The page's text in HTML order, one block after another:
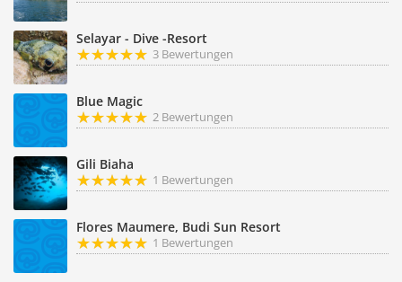
Selayar - Dive -Resort
3 Bewertungen
Blue Magic
2 Bewertungen
Gili Biaha
1 Bewertungen
Flores Maumere, Budi Sun Resort
1 Bewertungen